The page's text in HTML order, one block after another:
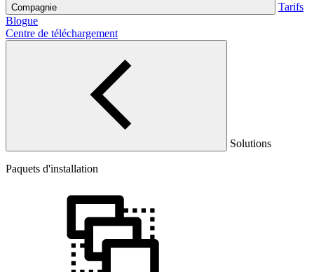
Compagnie
Tarifs
Blogue
Centre de téléchargement
Solutions
Paquets d'installation